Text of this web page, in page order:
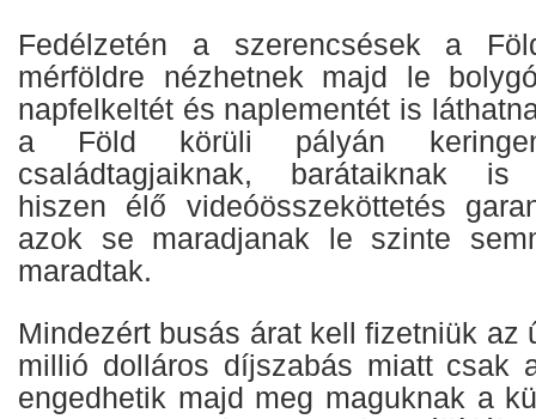
Fedélzetén a szerencsések a
mérföldre nézhetnek majd le
napfelkeltét és naplementét is
a Föld körüli pályán
családtagjaiknak, barátaiknak is
hiszen élő videóösszeköttetés
azok se maradjanak le szinte
maradtak.
Mindezért busás árat kell fizetniük az
millió dolláros díjszabás miatt csak
engedhetik majd meg maguknak a